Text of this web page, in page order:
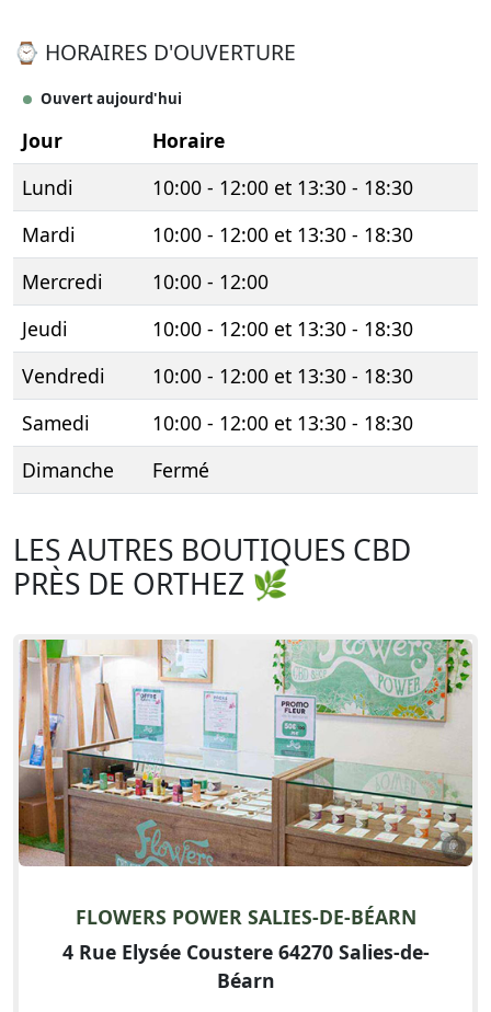
⌚ HORAIRES D'OUVERTURE
Ouvert aujourd'hui
Jour
Horaire
Lundi
10:00 - 12:00 et 13:30 - 18:30
Mardi
10:00 - 12:00 et 13:30 - 18:30
Mercredi
10:00 - 12:00
Jeudi
10:00 - 12:00 et 13:30 - 18:30
Vendredi
10:00 - 12:00 et 13:30 - 18:30
Samedi
10:00 - 12:00 et 13:30 - 18:30
Dimanche
Fermé
LES AUTRES BOUTIQUES CBD
PRÈS DE ORTHEZ 🌿
FLOWERS POWER SALIES-DE-BÉARN
4 Rue Elysée Coustere 64270 Salies-de-
Béarn